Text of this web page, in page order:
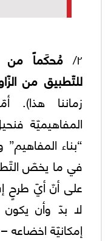
٢/
مُحكَماً من
للتّطبيق من
زماننا هذا).
المفاهيميّة
“بناء
في ما يخصّ
على أنّ أيّ طرحٍ
لا بدّ وأن يكون
إمكانيّة اخضاعه